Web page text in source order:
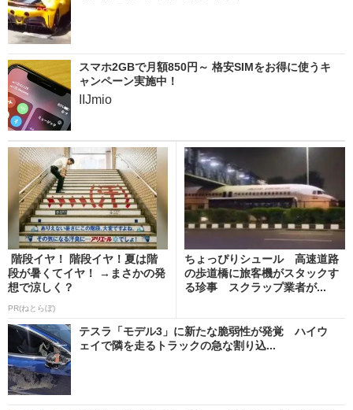
スマホ2GBで月額850円～ 格安SIMをお得に使うキ
ャンペーン実施中！
IIJmio
階段イヤ！ 階段イヤ！夏は階
段が暑くてイヤ！ →まさかの発
想で涼しく？
PR(ねとらぼ)
ちょっぴりシュール 高速道路
の歩道橋に旅客機がスタックす
る珍事 スクラップ業者が...
テスラ「モデル3」に新たな脆弱性が発覚 ハイウ
ェイで隣を走るトラックの急な割り込...